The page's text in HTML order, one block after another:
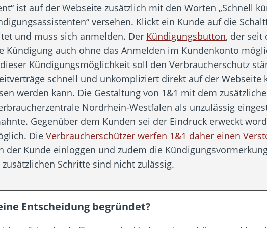
ist auf der Webseite zusätzlich mit den Worten „Schnell
versehen. Klickt ein Kunde auf die
und muss sich anmelden. Der Kündigungsbutton, der seit
Kündigung auch ohne das Anmelden im Kundenkonto
Kündigungsmöglichkeit soll den Verbraucherschutz
schnell und unkompliziert direkt auf der Webseite
werden kann. Die Gestaltung von 1&1 mit dem
Nordrhein-Westfalen als unzulässig
Gegenüber dem Kunden sei der Eindruck erweckt
DieVerbraucherschützer werfen 1&1 daher einen
der Kunde einloggen und zudem die
Schritte sind nicht zulässig.
Entscheidung begründet?